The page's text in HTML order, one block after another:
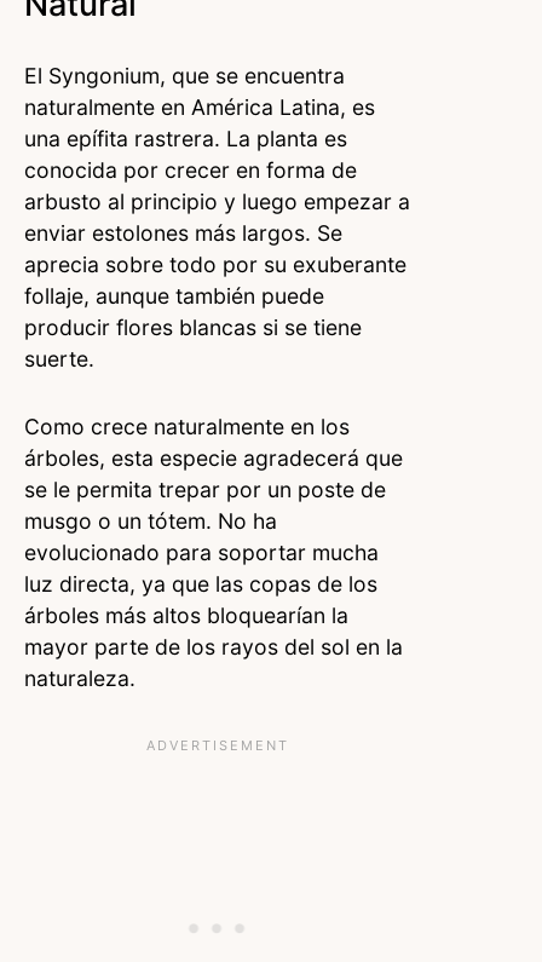
El Syngonium, que se encuentra
naturalmente en América Latina, es
una epífita rastrera. La planta es
conocida por crecer en forma de
arbusto al principio y luego empezar a
enviar estolones más largos. Se
aprecia sobre todo por su exuberante
follaje, aunque también puede
producir flores blancas si se tiene
suerte.
Como crece naturalmente en los
árboles, esta especie agradecerá que
se le permita trepar por un poste de
musgo o un tótem. No ha
evolucionado para soportar mucha
luz directa, ya que las copas de los
árboles más altos bloquearían la
mayor parte de los rayos del sol en la
naturaleza.